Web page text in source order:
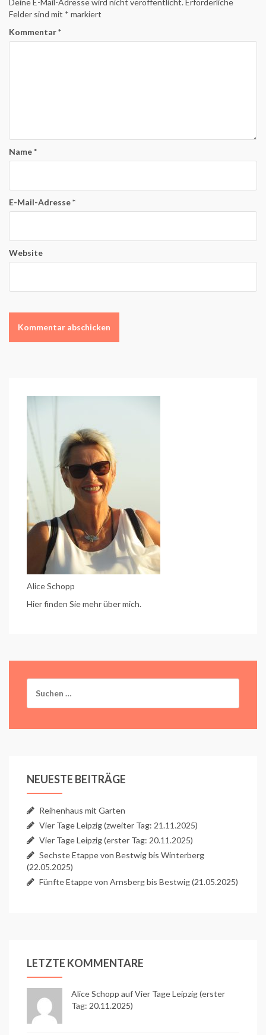
Deine E-Mail-Adresse wird nicht veröffentlicht. Erforderliche
Felder sind mit * markiert
Kommentar*
Name*
E-Mail-Adresse*
Website
Alice Schopp
Hier finden Sie mehr über mich.
nach:
NEUESTE BEITRÄGE
Reihenhaus mit Garten
Vier Tage Leipzig (zweiter Tag: 21.11.2025)
Vier Tage Leipzig (erster Tag: 20.11.2025)
Sechste Etappe von Bestwig bis Winterberg
(22.05.2025)
Fünfte Etappe von Arnsberg bis Bestwig (21.05.2025)
LETZTE KOMMENTARE
Alice Schopp aufVier Tage Leipzig (erster
Tag: 20.11.2025)